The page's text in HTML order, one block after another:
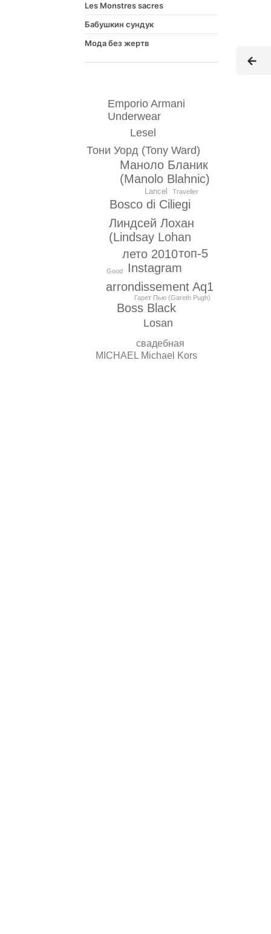
Les Monstres sacres
Бабушкин сундук
Мода без жертв
Линдсей Лохан
(Lindsay Lohan
Bosco di Ciliegi
лето 2010
Instagram
Маноло Бланик
(Manolo Blahnic)
arrondissement Aq1
Boss Black
топ-5
Тони Уорд (Tony Ward)
Losan
Lesel
Emporio Armani
Underwear
свадебная
MICHAEL Michael Kors
Lancel Traveller
Гарет Пью (Gareth Pugh)
Good